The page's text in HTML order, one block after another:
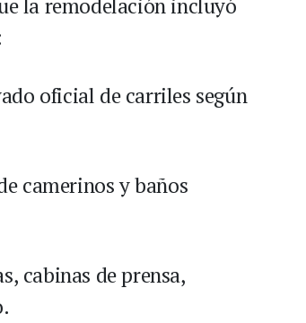
la remodelación incluyó
oficial de carriles según
camerinos y baños
cabinas de prensa,